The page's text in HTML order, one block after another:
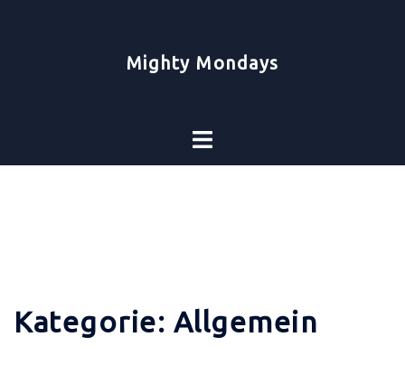
Mighty Mondays
Toggle
Kategorie: Allgemein